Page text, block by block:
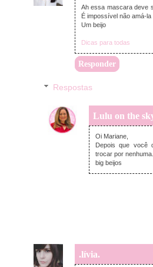
Ah essa mascara deve
É impossível não amá-la
Um beijo
Dicas para todas
Responder
Respostas
Lulu on the
Oi Mariane,
Depois que você
trocar por nenhuma.
big beijos
.lívia.